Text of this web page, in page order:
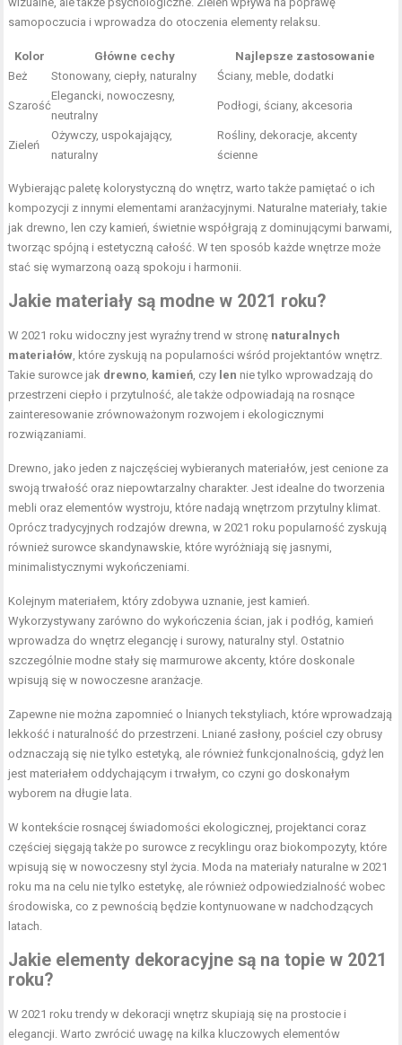
samopoczucia i wprowadza do otoczenia elementy relaksu.
Kolor Główne cechy
Najlepsze zastosowanie
Beż
Stonowany, ciepły, naturalny Ściany, meble, dodatki
Szarość
Elegancki, nowoczesny,
neutralny
Podłogi, ściany, akcesoria
Zieleń
Ożywczy, uspokajający,
naturalny
Rośliny, dekoracje, akcenty
ścienne
Wybierając paletę kolorystyczną do wnętrz, warto także pamiętać o ich
kompozycji z innymi elementami aranżacyjnymi. Naturalne materiały, takie
jak drewno, len czy kamień, świetnie współgrają z dominującymi barwami,
tworząc spójną i estetyczną całość. W ten sposób każde wnętrze może
stać się wymarzoną oazą spokoju i harmonii.
Jakie materiały są modne w 2021 roku?
W 2021 roku widoczny jest wyraźny trend w stronę naturalnych
materiałów , które zyskują na popularności wśród projektantów wnętrz.
Takie surowce jak drewno kamień , czy len nie tylko wprowadzają do
przestrzeni ciepło i przytulność, ale także odpowiadają na rosnące
zainteresowanie zrównoważonym rozwojem i ekologicznymi
rozwiązaniami.
Drewno, jako jeden z najczęściej wybieranych materiałów, jest cenione za
swoją trwałość oraz niepowtarzalny charakter. Jest idealne do tworzenia
mebli oraz elementów wystroju, które nadają wnętrzom przytulny klimat.
Oprócz tradycyjnych rodzajów drewna, w 2021 roku popularność zyskują
również surowce skandynawskie, które wyróżniają się jasnymi,
minimalistycznymi wykończeniami.
Kolejnym materiałem, który zdobywa uznanie, jest kamień.
Wykorzystywany zarówno do wykończenia ścian, jak i podłóg, kamień
wprowadza do wnętrz elegancję i surowy, naturalny styl. Ostatnio
szczególnie modne stały się marmurowe akcenty, które doskonale
wpisują się w nowoczesne aranżacje.
Zapewne nie można zapomnieć o lnianych tekstyliach, które wprowadzają
lekkość i naturalność do przestrzeni. Lniané zasłony, pościel czy obrusy
odznaczają się nie tylko estetyką, ale również funkcjonalnością, gdyż len
jest materiałem oddychającym i trwałym, co czyni go doskonałym
wyborem na długie lata.
W kontekście rosnącej świadomości ekologicznej, projektanci coraz
częściej sięgają także po surowce z recyklingu oraz biokompozyty, które
wpisują się w nowoczesny styl życia. Moda na materiały naturalne w 2021
roku ma na celu nie tylko estetykę, ale również odpowiedzialność wobec
środowiska, co z pewnością będzie kontynuowane w nadchodzących
latach.
Jakie elementy dekoracyjne są na topie w 2021
roku?
W 2021 roku trendy w dekoracji wnętrz skupiają się na prostocie i
elegancji. Warto zwrócić uwagę na kilka kluczowych elementów